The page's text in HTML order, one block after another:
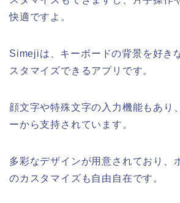
快適ですよ。
Simejiは、キーボードの背景を好き
スタマイズできるアプリです。
顔文字や特殊文字の入力機能もあり
ーから支持されています。
多彩なデザインが用意されており、
のカスタマイズも自由自在です。